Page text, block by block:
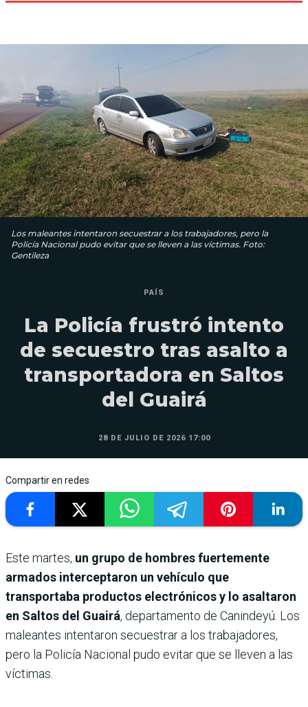
Los maleantes intentaron secuestrar a los trabajadores, pero la
Policía Nacional pudo evitar que se lleven a las víctimas. Foto:
Gentileza
PAÍS
La Policía frustró intento
de secuestro tras asalto a
transportadora en Saltos
del Guairá
28 DE JULIO DE 2026 17:00
Compartir en redes
Este martes, un grupo de hombres fuertemente
armados interceptaron un vehículo que
transportaba productos electrónicos y lo asaltaron
en Saltos del Guairá, departamento de Canindeyú. Los
maleantes intentaron secuestrar a los trabajadores,
pero la Policía Nacional pudo evitar que se lleven a las
víctimas.